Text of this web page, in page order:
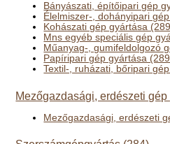
Bányászati, építőipari gép
Élelmiszer-, dohányipari
Kohászati gép gyártása
Mns egyéb speciális gép
Műanyag-, gumifeldolgozó
Papíripari gép gyártása
Textil-, ruházati, bőripari
Mezőgazdasági, erdészeti
Mezőgazdasági, erdészeti